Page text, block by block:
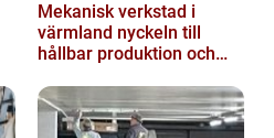
Mekanisk verkstad i
värmland nyckeln till
hållbar produktion och